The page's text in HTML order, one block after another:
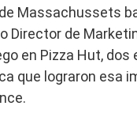
Massachussets
Director de
en Pizza Hut, dos
que lograron esa